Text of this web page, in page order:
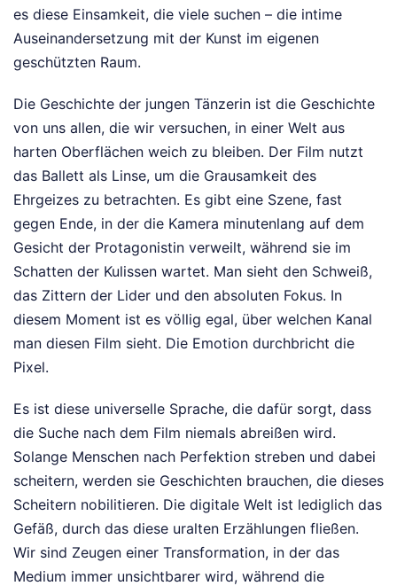
es diese Einsamkeit, die viele suchen – die intime
Auseinandersetzung mit der Kunst im eigenen
geschützten Raum.
Die Geschichte der jungen Tänzerin ist die Geschichte
von uns allen, die wir versuchen, in einer Welt aus
harten Oberflächen weich zu bleiben. Der Film nutzt
das Ballett als Linse, um die Grausamkeit des
Ehrgeizes zu betrachten. Es gibt eine Szene, fast
gegen Ende, in der die Kamera minutenlang auf dem
Gesicht der Protagonistin verweilt, während sie im
Schatten der Kulissen wartet. Man sieht den Schweiß,
das Zittern der Lider und den absoluten Fokus. In
diesem Moment ist es völlig egal, über welchen Kanal
man diesen Film sieht. Die Emotion durchbricht die
Pixel.
Es ist diese universelle Sprache, die dafür sorgt, dass
die Suche nach dem Film niemals abreißen wird.
Solange Menschen nach Perfektion streben und dabei
scheitern, werden sie Geschichten brauchen, die dieses
Scheitern nobilitieren. Die digitale Welt ist lediglich das
Gefäß, durch das diese uralten Erzählungen fließen.
Wir sind Zeugen einer Transformation, in der das
Medium immer unsichtbarer wird, während die